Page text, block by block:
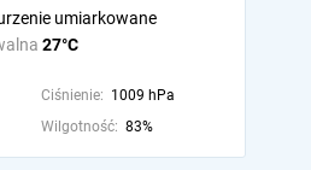
27°C
umiarkowane
Ciśnienie: 1009 hPa
Wilgotność: 83%